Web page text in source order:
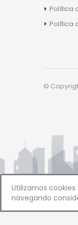
Política
Política
©
Utilizamos
navegando